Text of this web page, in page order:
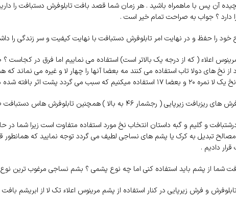
آن پس با ماهمراه باشید . هر زمان شما قصد بافت تابلوفرش دستبافت را دارید
دارد ؟ جواب به صراحت تمام خیر است .
را حفظ و در نهایت امر تابلوفرش دستبافت با نهایت کیفیت و سر زندگی را
نخ های دولا تاب استفاده می کنند مه بعضا آنها را چهار لا و غیره می نماند
بافته شما بسیار چشم نواز باشد .
۴۶ به بالا ) همچنین تابلوفرش هاس دستبافت صدق می کند .
و گلیم و گبه داستان انتخاب نخ مورد استفاده متفاوت است زیرا
تبدیل به کرک یا پشم های نساجی لطیف می گردد توجه نمایید که همانطور
دادیم .
شما از پشم باید استفاده کنی اما چه نوع پشمی ؟ بشم نساجی مرغوب ترین نوع
و فرش زیرپایی در کنار استفاده از پشم مرینوس اعلاء تک لا از ابریشم